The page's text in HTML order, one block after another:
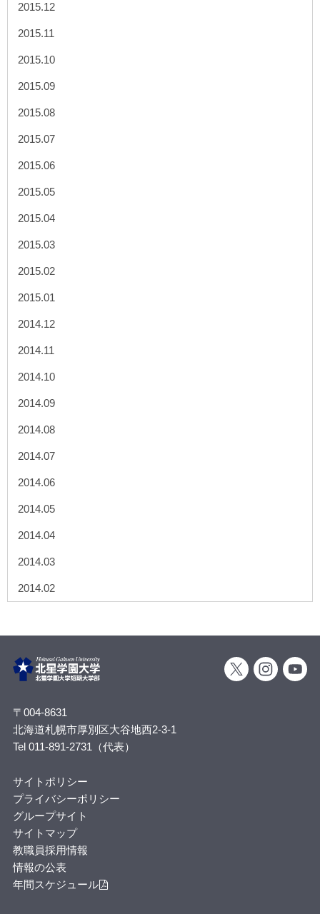
2015.12
2015.11
2015.10
2015.09
2015.08
2015.07
2015.06
2015.05
2015.04
2015.03
2015.02
2015.01
2014.12
2014.11
2014.10
2014.09
2014.08
2014.07
2014.06
2014.05
2014.04
2014.03
2014.02
〒004-8631
北海道札幌市厚別区大谷地西2-3-1
Tel 011-891-2731（代表）
サイトポリシー
プライバシーポリシー
グループサイト
サイトマップ
教職員採用情報
情報の公表
年間スケジュール